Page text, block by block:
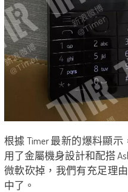
根據 Timer 最新的爆料顯
用了金屬機身設計和配搭
微軟砍掉，我們有充足理
中了。